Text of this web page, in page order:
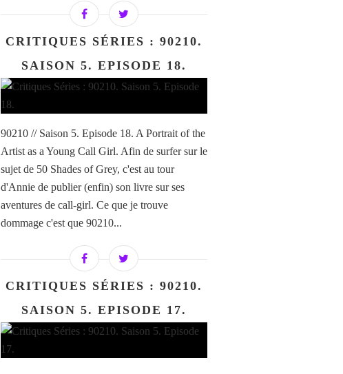
CRITIQUES SÉRIES : 90210.
SAISON 5. EPISODE 18.
90210 // Saison 5. Episode 18. A Portrait of the
Artist as a Young Call Girl. Afin de surfer sur le
sujet de 50 Shades of Grey, c'est au tour
d'Annie de publier (enfin) son livre sur ses
aventures de call-girl. Ce que je trouve
dommage c'est que 90210...
CRITIQUES SÉRIES : 90210.
SAISON 5. EPISODE 17.